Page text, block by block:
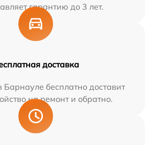
гарантию до 3 лет.
доставка
бесплатно доставит
на ремонт и обратно.